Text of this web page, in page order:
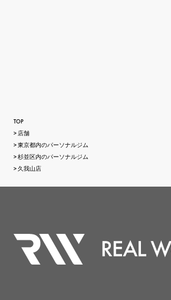
TOP
店舗
東京都内のパーソナルジム
杉並区内のパーソナルジム
久我山店